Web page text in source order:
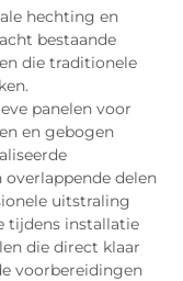
hechting en
bestaande
die traditionele
panelen voor
en gebogen
delen
uitstraling
tijdens installatie
die direct klaar
voorbereidingen